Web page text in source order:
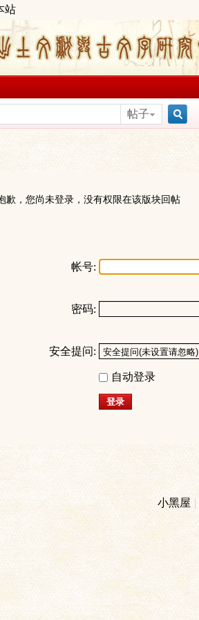
站
帖子
索
歉，您尚未登录，没有权限在该版块回帖
帐号:
密码:
安全提问:
自动登录
登录
小黑屋 |